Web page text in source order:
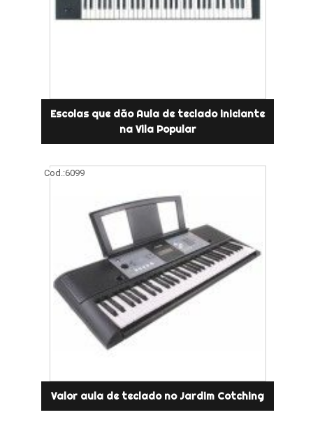
Escolas que dão Aula de teclado iniciante
na Vila Popular
Cod.:6099
Valor aula de teclado no Jardim Cotching